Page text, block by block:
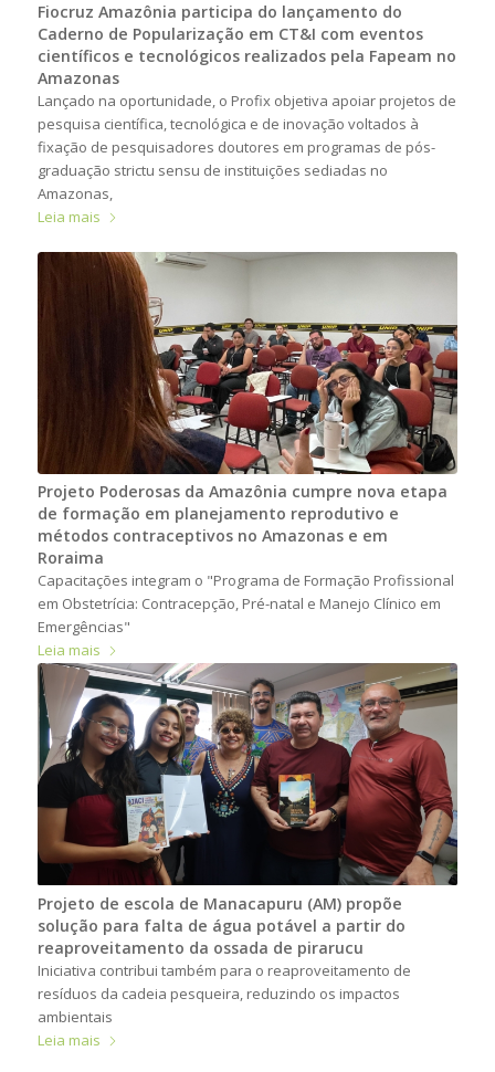
Fiocruz Amazônia participa do lançamento do
Caderno de Popularização em CT&I com eventos
científicos e tecnológicos realizados pela Fapeam no
Amazonas
Lançado na oportunidade, o Profix objetiva apoiar projetos de
pesquisa científica, tecnológica e de inovação voltados à
fixação de pesquisadores doutores em programas de pós-
graduação strictu sensu de instituições sediadas no
Amazonas,
Leia mais
Projeto Poderosas da Amazônia cumpre nova etapa
de formação em planejamento reprodutivo e
métodos contraceptivos no Amazonas e em
Roraima
Capacitações integram o "Programa de Formação Profissional
em Obstetrícia: Contracepção, Pré-natal e Manejo Clínico em
Emergências"
Leia mais
Projeto de escola de Manacapuru (AM) propõe
solução para falta de água potável a partir do
reaproveitamento da ossada de pirarucu
Iniciativa contribui também para o reaproveitamento de
resíduos da cadeia pesqueira, reduzindo os impactos
ambientais
Leia mais